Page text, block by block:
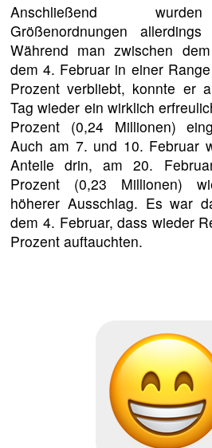
Anschließend
Größenordnungen
Während man zwischen
dem 4. Februar in einer
Prozent verbliebt, konnte er
Tag wieder ein wirklich
Prozent (0,24 Millionen)
Auch am 7. und 10. Februar
Anteile drin, am 20.
Prozent (0,23 Millionen)
höherer Ausschlag. Es war
dem 4. Februar, dass wieder
Prozent auftauchten.